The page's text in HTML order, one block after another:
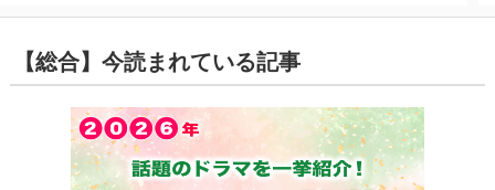
【総合】今読まれている記事